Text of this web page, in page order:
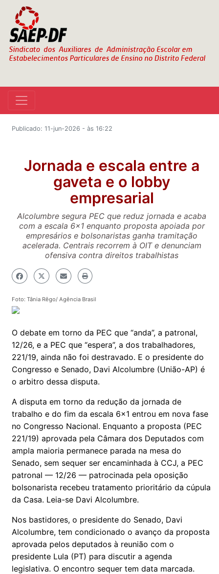
Publicado: 11-jun-2026 - às 16:22
Jornada e escala entre a
gaveta e o lobby
empresarial
Alcolumbre segura PEC que reduz jornada e acaba
com a escala 6x1 enquanto proposta apoiada por
empresários e bolsonaristas ganha tramitação
acelerada. Centrais recorrem à OIT e denunciam
ofensiva contra direitos trabalhistas
Foto: Tânia Rêgo/ Agência Brasil
O debate em torno da PEC que “anda”, a patronal,
12/26, e a PEC que “espera”, a dos trabalhadores,
221/19, ainda não foi destravado. E o presidente do
Congresso e Senado, Davi Alcolumbre (União-AP) é
o arbitro dessa disputa.
A disputa em torno da redução da jornada de
trabalho e do fim da escala 6x1 entrou em nova fase
no Congresso Nacional. Enquanto a proposta (PEC
221/19) aprovada pela Câmara dos Deputados com
ampla maioria permanece parada na mesa do
Senado, sem sequer ser encaminhada à CCJ, a PEC
patronal — 12/26 — patrocinada pela oposição
bolsonarista recebeu tratamento prioritário da cúpula
da Casa. Leia-se Davi Alcolumbre.
Nos bastidores, o presidente do Senado, Davi
Alcolumbre, tem condicionado o avanço da proposta
aprovada pelos deputados à reunião com o
presidente Lula (PT) para discutir a agenda
legislativa. O encontro sequer tem data marcada.